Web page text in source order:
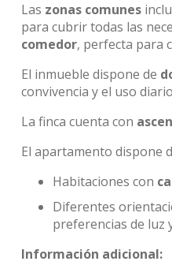
Las zonas comunes
para cubrir todas las
comedor, perfecta para
El inmueble dispone de
convivencia y el uso
La finca cuenta con
El apartamento dispone
Habitaciones con
Diferentes
preferencias de luz
Información adicional: